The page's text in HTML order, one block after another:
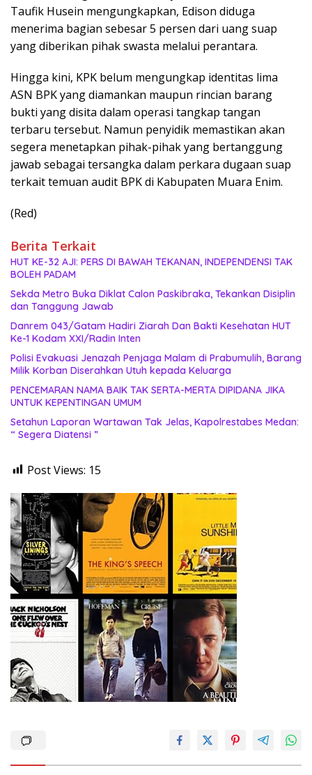
Taufik Husein mengungkapkan, Edison diduga
menerima bagian sebesar 5 persen dari uang suap
yang diberikan pihak swasta melalui perantara.
Hingga kini, KPK belum mengungkap identitas lima
ASN BPK yang diamankan maupun rincian barang
bukti yang disita dalam operasi tangkap tangan
terbaru tersebut. Namun penyidik memastikan akan
segera menetapkan pihak-pihak yang bertanggung
jawab sebagai tersangka dalam perkara dugaan suap
terkait temuan audit BPK di Kabupaten Muara Enim.
(Red)
Berita Terkait
HUT KE-32 AJI: PERS DI BAWAH TEKANAN, INDEPENDENSI TAK
BOLEH PADAM
Sekda Metro Buka Diklat Calon Paskibraka, Tekankan Disiplin
dan Tanggung Jawab
Danrem 043/Gatam Hadiri Ziarah Dan Bakti Kesehatan HUT
Ke-1 Kodam XXI/Radin Inten
Polisi Evakuasi Jenazah Penjaga Malam di Prabumulih, Barang
Milik Korban Diserahkan Utuh kepada Keluarga
PENCEMARAN NAMA BAIK TAK SERTA-MERTA DIPIDANA JIKA
UNTUK KEPENTINGAN UMUM
Setahun Laporan Wartawan Tak Jelas, Kapolrestabes Medan:
“ Segera Diatensi ”
Post Views: 15